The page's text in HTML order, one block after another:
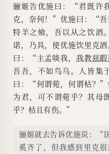
骊姬告优施曰：“君既许
克，奈何！”优施曰：“吾
特羊之飨，吾以从之饮酒
诺，乃具，使优施饮里克
曰：“主孟啖我， 我教兹
吾吾，不如鸟乌。人皆集
曰：“何谓菀，何谓枯？
为君，可不谓菀乎？其母
乎？枯且有伤。”
骊姬就去告诉优施说：“
奚齐了，但我感到里克